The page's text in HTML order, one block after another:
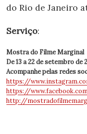
do Rio de Janeiro
Serviço:
Mostra do Filme Marginal
De 13 a 22 de setembro de
Acompanhe pelas redes
https://
https://
http://